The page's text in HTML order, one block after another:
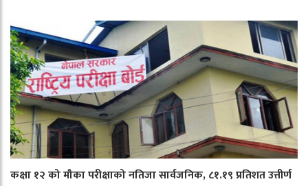
कक्षा १२ को मौका परीक्षाको नतिजा सार्वजनिक, ८१.१९ प्रतिशत उत्तीर्ण